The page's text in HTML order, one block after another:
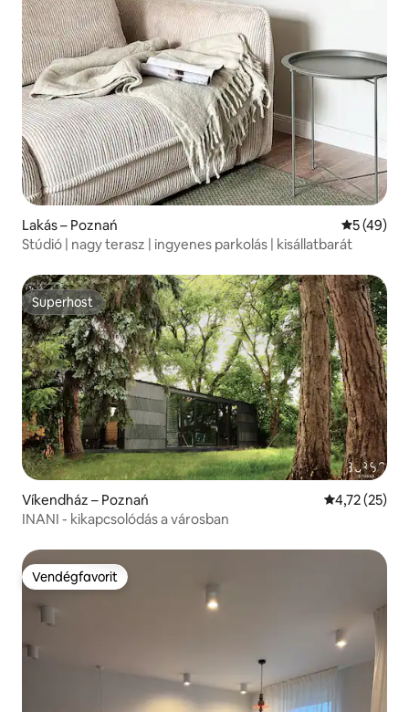
Lakás – Poznań Átlagos
5 (49)
Stúdió | nagy terasz | ingyenes parkolás | kisállatbarát
Superhost
Superhost
Víkendház – Poznań Átlagos
4,72 (25)
INANI - kikapcsolódás a városban
Vendégfavorit
Vendégfavorit